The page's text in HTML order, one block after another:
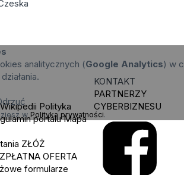
analitycznych (Google Analytics) w
w Polityka prywatności.
Polityka
portalu Mapa
ZŁÓŻ
OFERTA
formularze
KONTAKT
PARTNERZY
CYBERBIZNESU